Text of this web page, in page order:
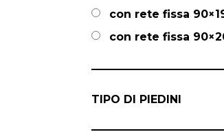
con rete fissa
con rete fissa
TIPO DI PIEDINI